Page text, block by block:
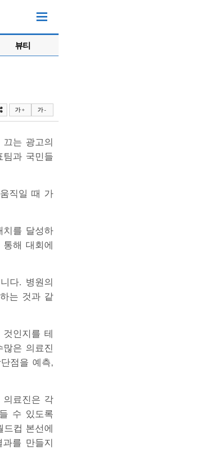
뷰티
가 + 가 -
는 광고의
팀과 국민들
직일 때 가
치를 달성하
해 대회에
다. 병원의
는 것과 같
인지를 테
은 의료진
점을 예측,
료진은 각
수 있도록
컵 본선에
를 만들지